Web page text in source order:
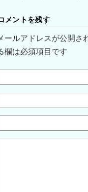
メントを残す
ールアドレスが公開
欄は必須項目です